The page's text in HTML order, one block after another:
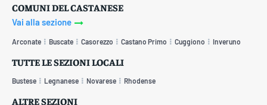
COMUNI DEL CASTANESE
Vai alla sezione
Arconate Buscate Casorezzo Castano Primo Cuggiono Inveruno
TUTTE LE SEZIONI LOCALI
Bustese Legnanese Novarese Rhodense
ALTRE SEZIONI